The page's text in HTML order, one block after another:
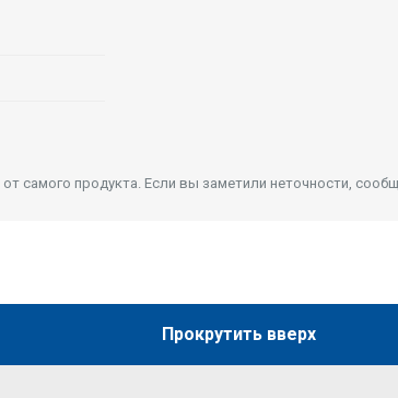
самого продукта. Если вы заметили неточности,
Прокрутить вверх